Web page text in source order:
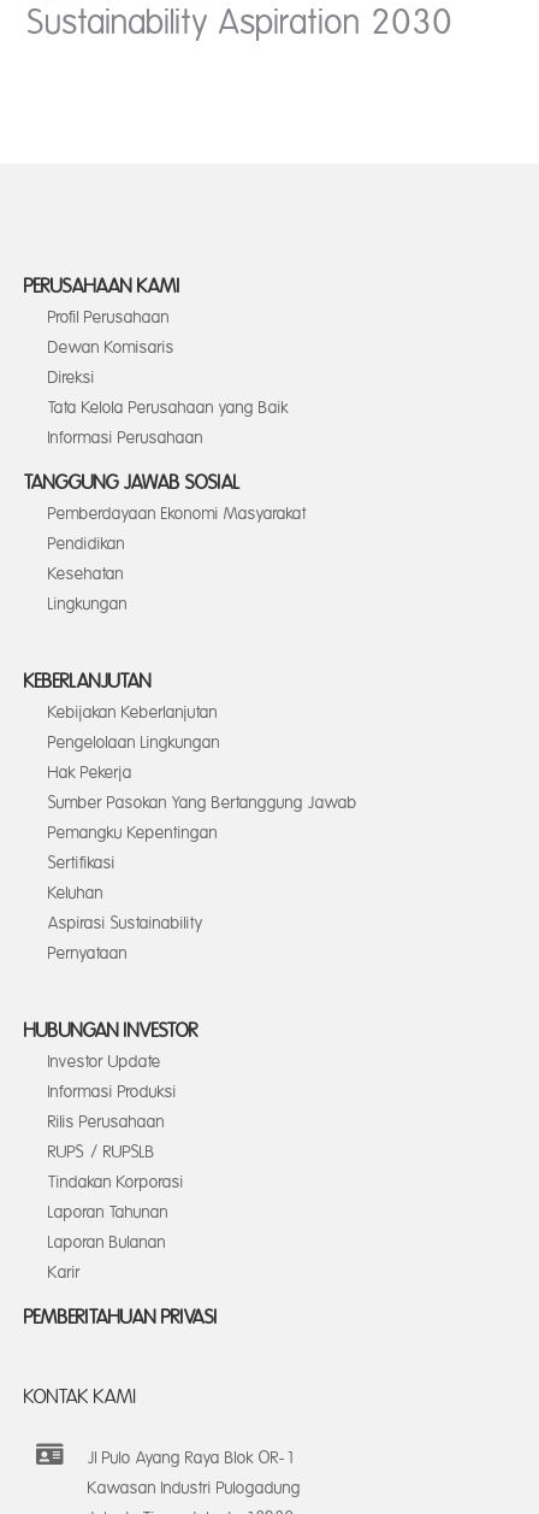
Sustainability Aspiration 2030
PERUSAHAAN KAMI
Profil Perusahaan
Dewan Komisaris
Direksi
Tata Kelola Perusahaan yang Baik
Informasi Perusahaan
TANGGUNG JAWAB SOSIAL
Pemberdayaan Ekonomi Masyarakat
Pendidikan
Kesehatan
Lingkungan
KEBERLANJUTAN
Kebijakan Keberlanjutan
Pengelolaan Lingkungan
Hak Pekerja
Sumber Pasokan Yang Bertanggung Jawab
Pemangku Kepentingan
Sertifikasi
Keluhan
Aspirasi Sustainability
Pernyataan
HUBUNGAN INVESTOR
Investor Update
Informasi Produksi
Rilis Perusahaan
RUPS / RUPSLB
Tindakan Korporasi
Laporan Tahunan
Laporan Bulanan
Karir
PEMBERITAHUAN PRIVASI
KONTAK KAMI
Jl Pulo Ayang Raya Blok OR-1
Kawasan Industri Pulogadung